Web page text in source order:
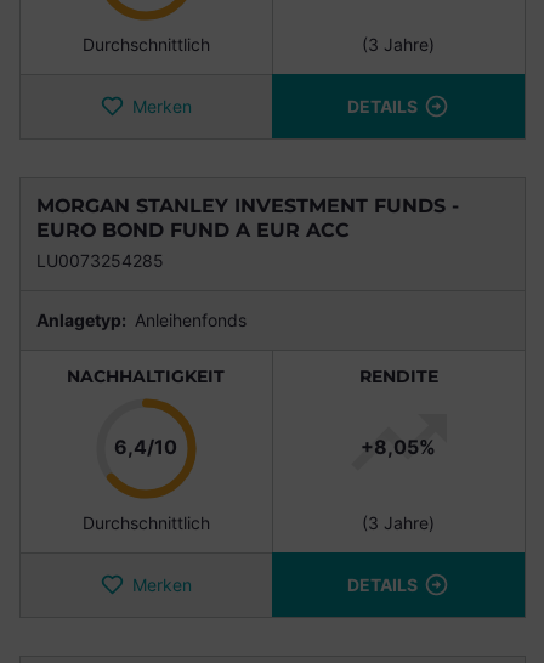
Durchschnittlich (3 Jahre)
Merken DETAILS
MORGAN STANLEY INVESTMENT FUNDS -
EURO BOND FUND A EUR ACC
LU0073254285
Anlagetyp: Anleihenfonds
NACHHALTIGKEIT
6,4/10 Punkte
Durchschnittlich
RENDITE
+8,05%
(3 Jahre)
Merken DETAILS